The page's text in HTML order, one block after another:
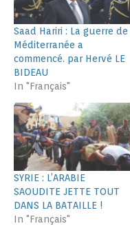
Saad Hariri : La guerre de
Méditerranée a
commencé. par Hervé LE
BIDEAU
In "Français"
SYRIE : L’ARABIE
SAOUDITE JETTE TOUT
DANS LA BATAILLE !
In "Français"